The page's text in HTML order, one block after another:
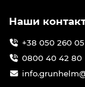
Наши
+38 050 260
0800 40 42 80